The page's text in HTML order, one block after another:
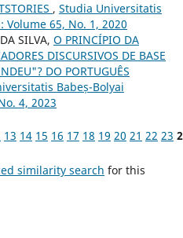
, Studia Universitatis
Volume 65, No. 1, 2020
SILVA, O PRINCÍPIO DA
DISCURSIVOS DE BASE
DO PORTUGUÊS
Babeș-Bolyai
4, 2023
13 14 15 16 17 18 19 20 21 22 23
similarity search for this